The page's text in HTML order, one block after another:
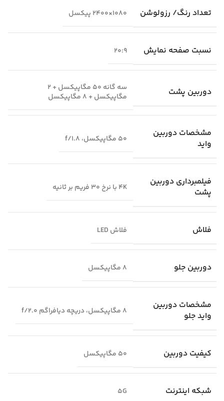
تعداد رنگ/ رزولوشن 1080×2400 پیکسل
نسبت صفحه نمایش 20:9
دوربین پشت
سه گانه 50 مگاپیکسل + 2
مگاپیکسل + 8 مگاپیکسل
مشخصات دوربین
واید
50 مگاپیکسل، f/1.8
فیلمبرداری دوربین
پشت
4K با نرخ ۳۰ فریم بر ثانیه
فلاش فلاش LED
دوربین جلو 8 مگاپیکسل
مشخصات دوربین
واید جلو
8 مگاپیکسل، دریچه دیافراگم f/2.0
کیفیت دوربین 50 مگاپیکسل
شبکه اینترنت 5G